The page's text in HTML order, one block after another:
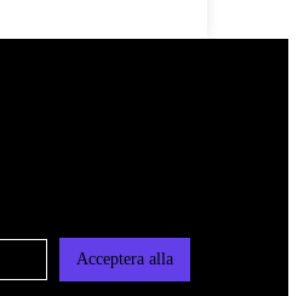
Acceptera alla